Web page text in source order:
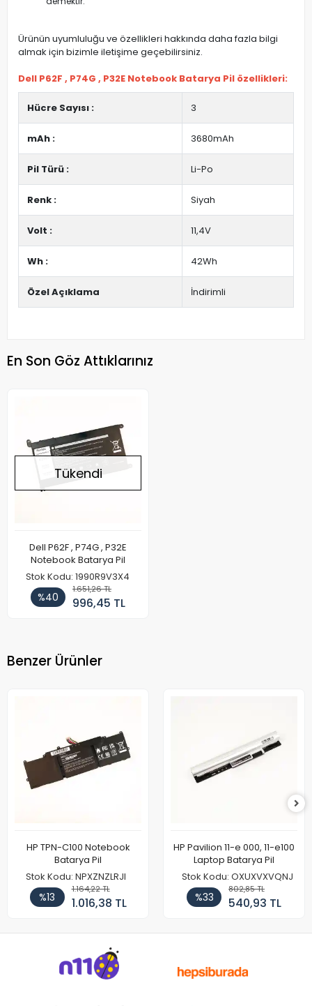
Ürünün uyumluluğu ve özellikleri hakkında daha fazla bilgi
almak için bizimle iletişime geçebilirsiniz.
Dell P62F , P74G , P32E Notebook Batarya Pil özellikleri:
Hücre Sayısı : 3
mAh : 3680mAh
Pil Türü : Li-Po
Renk : Siyah
Volt : 11,4V
Wh : 42Wh
Özel Açıklama İndirimli
En Son Göz Attıklarınız
Tükendi
Dell P62F , P74G , P32E
Notebook Batarya Pil
Stok Kodu: 1990R9V3X4
%40
1.651,26 TL
996,45 TL
Benzer Ürünler
HP TPN-C100 Notebook
Batarya Pil
Stok Kodu: NPXZNZLRJI
%13
1.164,22 TL
1.016,38 TL
HP Pavilion 11-e 000, 11-e100
Laptop Batarya Pil
Stok Kodu: OXUXVXVQNJ
%33
802,85 TL
540,93 TL